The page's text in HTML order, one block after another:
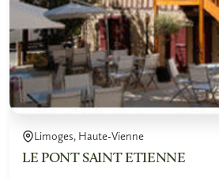
Limoges, Haute-Vienne
LE PONT SAINT ETIENNE